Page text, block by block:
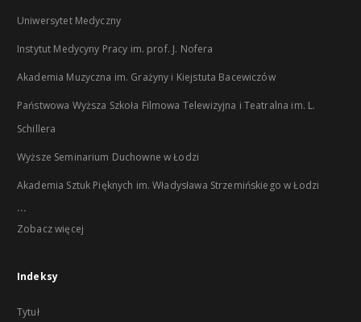
Uniwersytet Medyczny
Instytut Medycyny Pracy im. prof. J. Nofera
Akademia Muzyczna im. Grażyny i Kiejstuta Bacewiczów
Państwowa Wyższa Szkoła Filmowa Telewizyjna i Teatralna im. L.
Schillera
Wyższe Seminarium Duchowne w Łodzi
Akademia Sztuk Pięknych im. Władysława Strzemińskiego w Łodzi
...
Zobacz więcej
Indeksy
Tytuł